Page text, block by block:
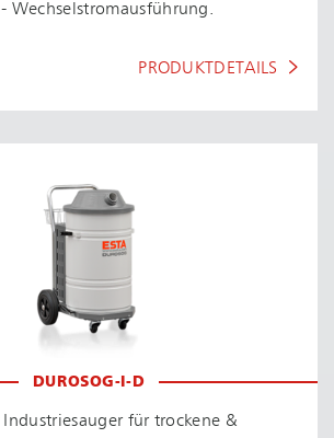
Wech­sel­strom­aus­füh­rung.
PRODUKTDETAILS
DUROSOG-I-D
Industriesauger für trockene &